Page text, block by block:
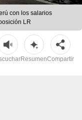
con los salarios
LR
ResumenCompartir